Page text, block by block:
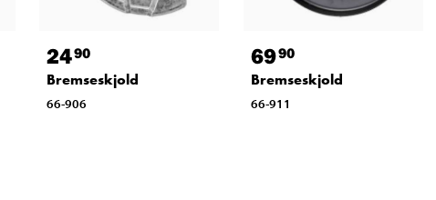
2490
Bremseskjold
66-906
6990
Bremseskjold
66-911